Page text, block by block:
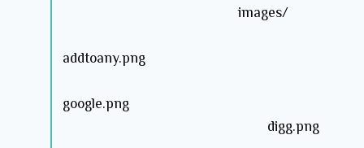
images/
addtoany.png
google.png
digg.png